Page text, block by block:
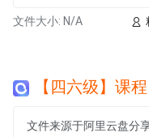
文件大小: N/A
【四六级】课程
文件来源于阿里云盘分